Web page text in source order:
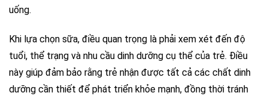
uống.
Khi lựa chọn sữa, điều quan trọng là phải xem xét đến độ
tuổi, thể trạng và nhu cầu dinh dưỡng cụ thể của trẻ. Điều
này giúp đảm bảo rằng trẻ nhận được tất cả các chất dinh
dưỡng cần thiết để phát triển khỏe mạnh, đồng thời tránh